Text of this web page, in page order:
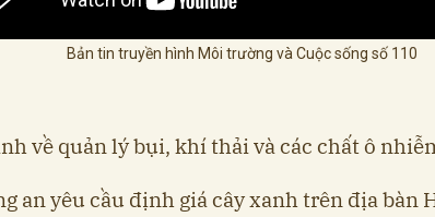
Bản tin truyền hình Môi trường và Cuộc sống số 110
về quản lý bụi, khí thải và các chất ô
an yêu cầu định giá cây xanh trên địa bàn